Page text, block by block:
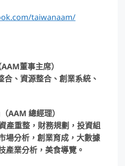
taiwanaam/
董事主席）
、資源整合、創業系統、
AAM 總經理）
產重整，財務規劃，投資組
場分析，創業育成，大數據
產業分析，美食導覽。